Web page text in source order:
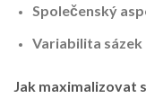
Společenský
Variabilita sázek
Jak maximalizovat